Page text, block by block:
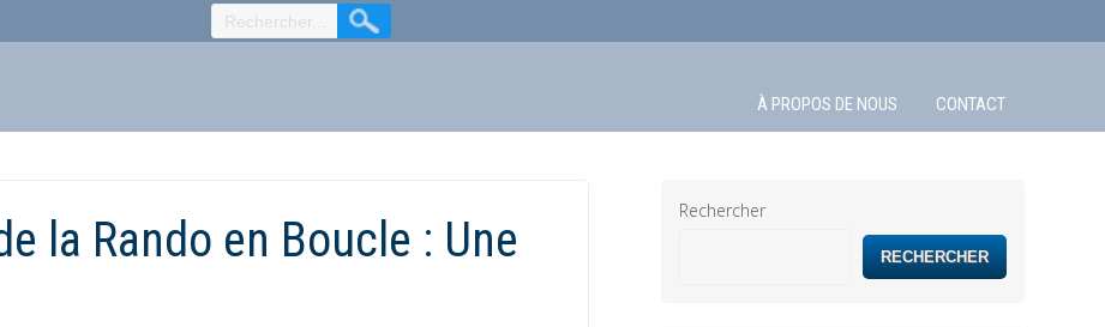
À PROPOS DE NOUS CONTACT
la Rando en Boucle : Une
Rechercher
RECHERCHER